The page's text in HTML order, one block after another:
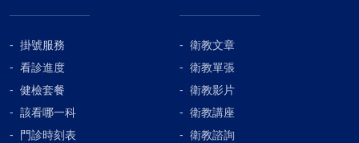
掛號服務
看診進度
健檢套餐
該看哪一科
門診時刻表
衛教文章
衛教單張
衛教影片
衛教講座
衛教諮詢